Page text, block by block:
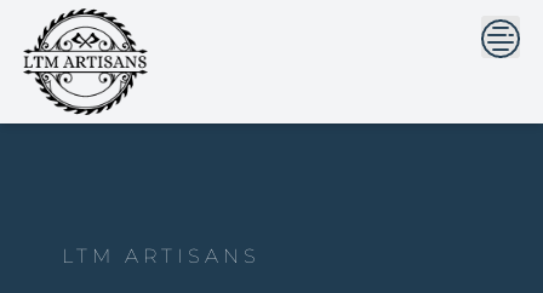
```html```
content
LTM ARTISANS